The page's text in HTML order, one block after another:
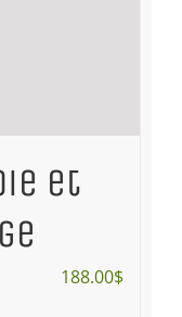
et
188.00$